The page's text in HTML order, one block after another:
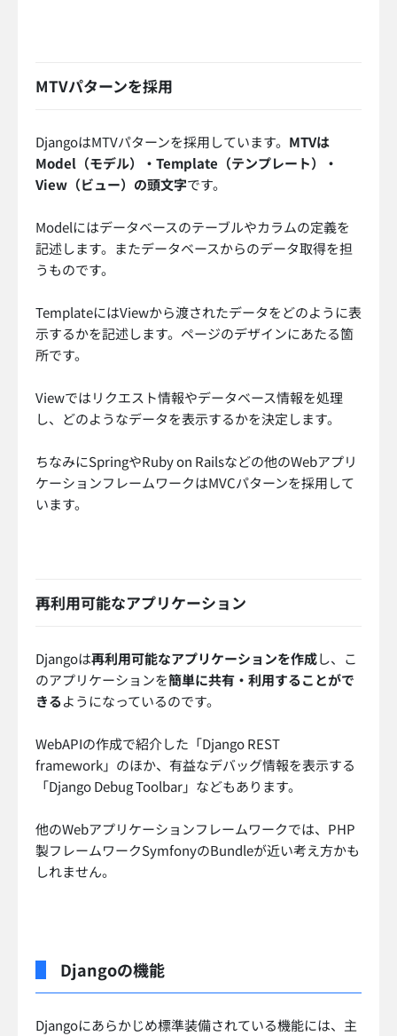
MTVパターンを採用
DjangoはMTVパターンを採用しています。 MTVは
Model（モデル）・Template（テンプレート）・
View（ビュー）の頭文字です。
Modelにはデータベースのテーブルやカラムの定義を
記述します。またデータベースからのデータ取得を担
うものです。
TemplateにはViewから渡されたデータをどのように表
示するかを記述します。ページのデザインにあたる箇
所です。
Viewではリクエスト情報やデータベース情報を処理
し、どのようなデータを表示するかを決定します。
ちなみにSpringやRuby on Railsなどの他のWebアプリ
ケーションフレームワークはMVCパターンを採用して
います。
再利用可能なアプリケーション
Djangoは再利用可能なアプリケーションを作成し、こ
のアプリケーションを簡単に共有・利用することがで
きるようになっているのです。
WebAPIの作成で紹介した「Django REST
framework」のほか、有益なデバッグ情報を表示する
「Django Debug Toolbar」などもあります。
他のWebアプリケーションフレームワークでは、PHP
製フレームワークSymfonyのBundleが近い考え方かも
しれません。
Djangoの機能
Djangoにあらかじめ標準装備されている機能には、主